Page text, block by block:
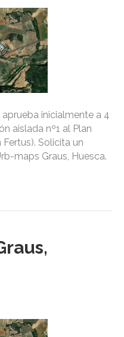
inicialmente a 4
aislada nº1 al Plan
Fertus). Solicita un
maps Graus, Huesca.